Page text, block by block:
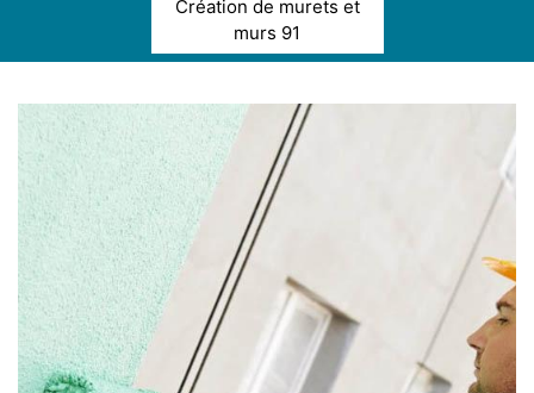
Création de murets et
murs 91